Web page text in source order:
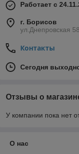
Работает с
г. Борисов
ул.Днепровская
Контакты
Сегодня
Отзывы о
У компании пока нет
О нас